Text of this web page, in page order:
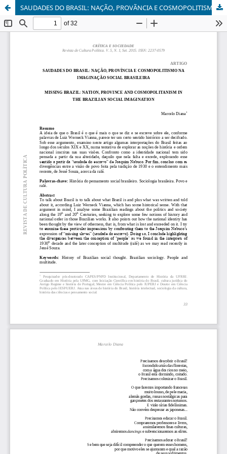
SAUDADES DO BRASIL: NAÇÃO, PROVÃNCIA E COSMOPOLITISMO NA IMAGINAÇÃO SOCIAL BRASILEIRA